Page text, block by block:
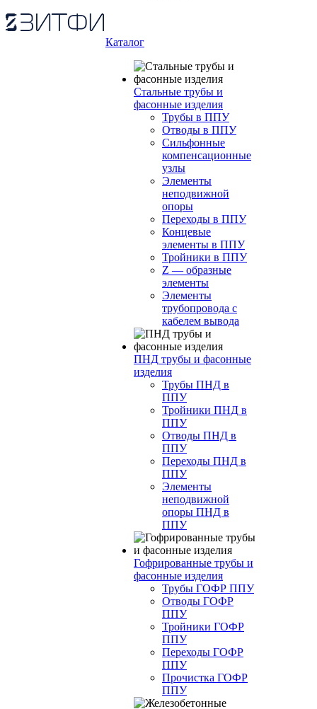
Каталог
Стальные трубы и
фасонные изделия
Трубы в ППУ
Отводы в ППУ
Сильфонные
компенсационные
узлы
Элементы
неподвижной
опоры
Переходы в ППУ
Концевые
элементы в ППУ
Тройники в ППУ
Z — образные
элементы
Элементы
трубопровода с
кабелем вывода
ПНД трубы и фасонные
изделия
Трубы ПНД в
ППУ
Тройники ПНД в
ППУ
Отводы ПНД в
ППУ
Переходы ПНД в
ППУ
Элементы
неподвижной
опоры ПНД в
ППУ
Гофрированные трубы и
фасонные изделия
Трубы ГОФР ППУ
Отводы ГОФР
ППУ
Тройники ГОФР
ППУ
Переходы ГОФР
ППУ
Прочистка ГОФР
ППУ